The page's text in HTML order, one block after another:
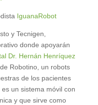
IguanaRobot
y Tecnigen,
donde apoyarán
Dr. Hernán Henríquez
Robotino, un robots
de los pacientes
un sistema móvil con
y que sirve como